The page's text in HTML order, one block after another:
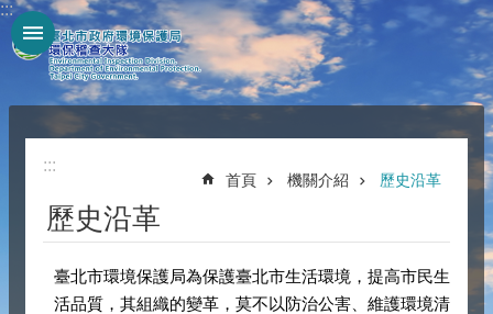
跳到主要內容區塊
:::
:::
首頁 機關介紹 歷史沿革
歷史沿革
臺北市環境保護局為保護臺北市生活環境，提高市民生
活品質，其組織的變革，莫不以防治公害、維護環境清